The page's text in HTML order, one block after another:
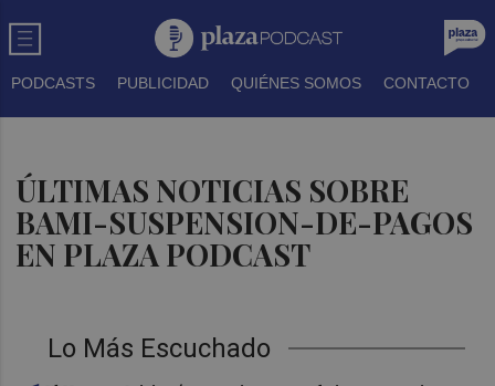
PODCASTS PUBLICIDAD QUIÉNES SOMOS CONTACTO
ÚLTIMAS NOTICIAS SOBRE
BAMI-SUSPENSION-DE-PAGOS
EN PLAZA PODCAST
Lo Más Escuchado